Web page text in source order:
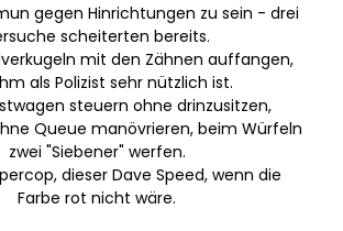
gegen Hinrichtungen zu sein - drei
scheiterten bereits.
mit den Zähnen auffangen,
als Polizist sehr nützlich ist.
steuern ohne drinzusitzen,
Queue manövrieren, beim Würfeln
zwei "Siebener" werfen.
dieser Dave Speed, wenn die
Farbe rot nicht wäre.